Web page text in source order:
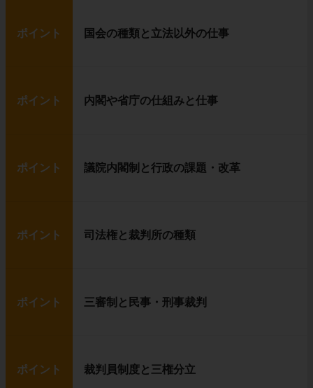
ポイント 国会の種類と立法以外の仕事
ポイント 内閣や省庁の仕組みと仕事
ポイント 議院内閣制と行政の課題・改革
ポイント 司法権と裁判所の種類
ポイント 三審制と民事・刑事裁判
ポイント 裁判員制度と三権分立